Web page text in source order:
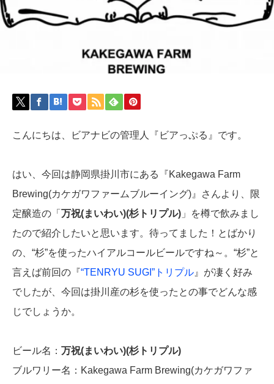
こんにちは、ビアナビの管理人『ビアっぷる』です。
はい、今回は静岡県掛川市にある『Kakegawa Farm
Brewing(カケガワファームブルーイング)』さんより、限
定醸造の「 万祝(まいわい)(杉トリプル) 」を樽で飲みまし
たので紹介したいと思います。待ってました！とばかり
の、“杉”を使ったハイアルコールビールですね～。“杉”と
言えば前回の『“TENRYU SUGI”トリプル 』が凄く好み
でしたが、今回は掛川産の杉を使ったとの事でどんな感
じでしょうか。
ビール名： 万祝(まいわい)(杉トリプル)
ブルワリー名：Kakegawa Farm Brewing(カケガワファ